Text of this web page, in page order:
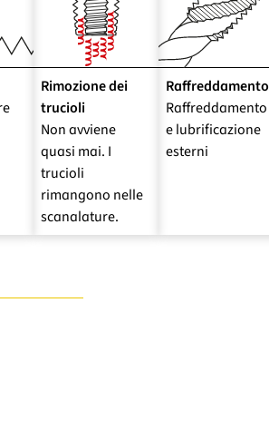
Rimozione dei
trucioli
Non avviene
quasi mai. I
trucioli
rimangono nelle
scanalature.
Raffreddamento
Raffreddamento
e lubrificazione
esterni